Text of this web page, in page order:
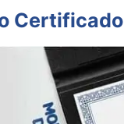
Certificado